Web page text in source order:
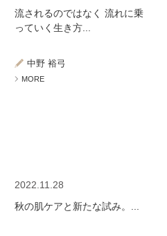
流されるのではなく 流れに乗
っていく生き方...
中野 裕弓
MORE
2022.11.28
秋の肌ケアと新たな試み。...